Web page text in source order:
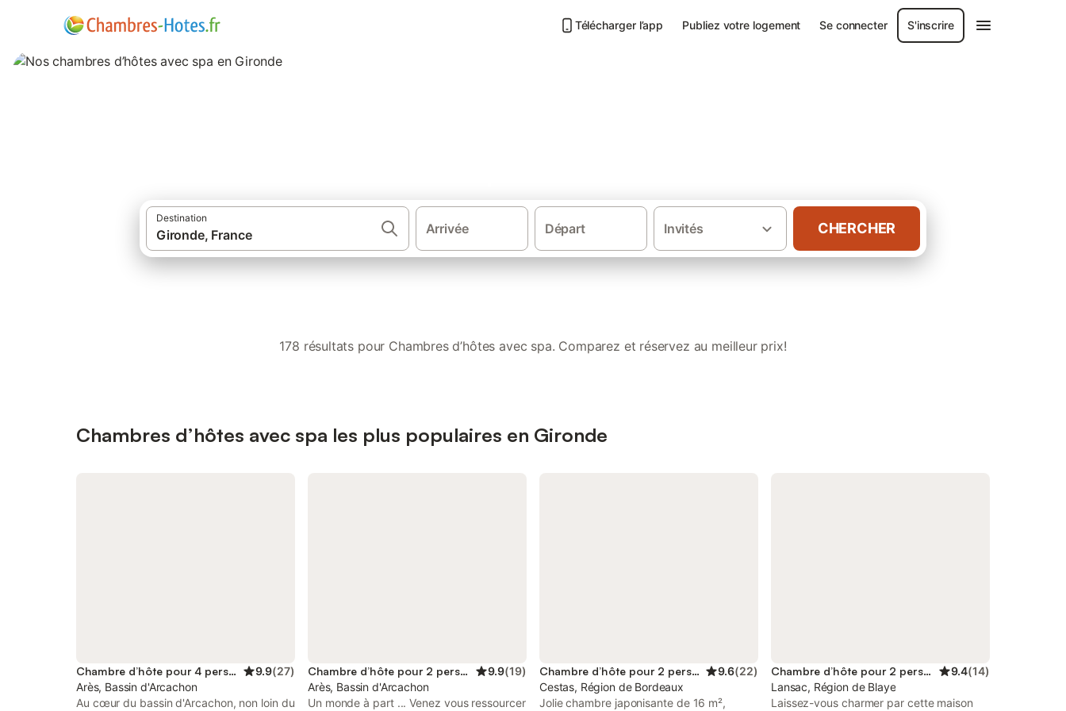
Télécharger l’app Publiez votre logement Se connecter S'inscrire
Destination
Arrivée Départ Invités CHERCHER
178 résultats pour Chambres d’hôtes avec spa. Comparez et réservez au meilleur prix!
Chambres d’hôtes avec spa les plus populaires en Gironde
Chambre d’hôte pour 4 personnes 9.9(27)
Arès, Bassin d'Arcachon
Au cœur du bassin d'Arcachon, non loin du
Chambre d’hôte pour 2 personnes 9.9(19)
Arès, Bassin d'Arcachon
Un monde à part ... Venez vous ressourcer
Chambre d’hôte pour 2 personnes 9.6(22)
Cestas, Région de Bordeaux
Jolie chambre japonisante de 16 m²,
Chambre d’hôte pour 2 personnes 9.4(14)
Lansac, Région de Blaye
Laissez-vous charmer par cette maison